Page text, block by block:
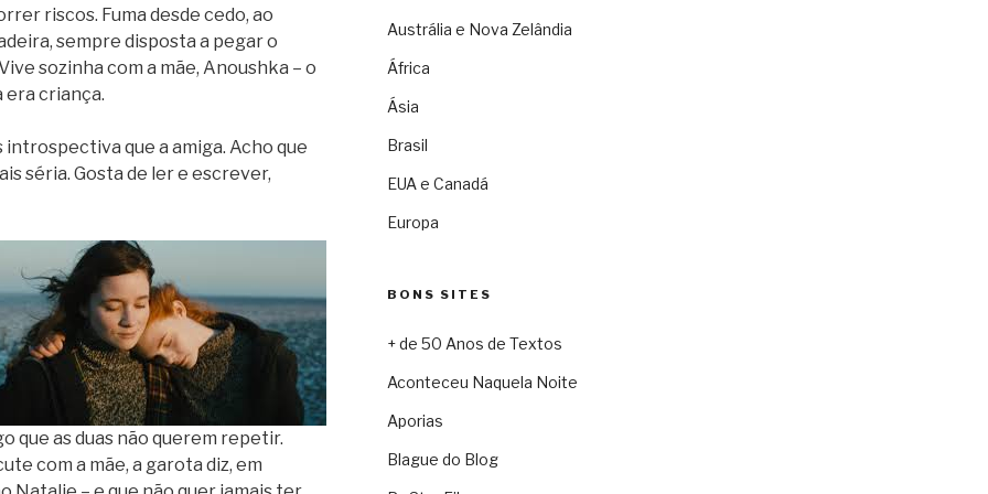
riscos. Fuma desde cedo, ao
sempre disposta a pegar o
sozinha com a mãe, Anoushka – o
era criança.
introspectiva que a amiga. Acho que
séria. Gosta de ler e escrever,
que as duas não querem repetir.
com a mãe, a garota diz, em
Austrália e Nova Zelândia
África
Ásia
Brasil
EUA e Canadá
Europa
BONS SITES
+ de 50 Anos de Textos
Aconteceu Naquela Noite
Aporias
Blague do Blog